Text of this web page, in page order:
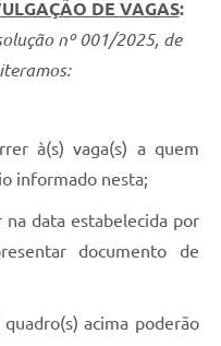
DE VAGAS:
nº 001/2025, de
à(s) vaga(s) a quem
informado nesta;
na data estabelecida por
documento de
acima poderão